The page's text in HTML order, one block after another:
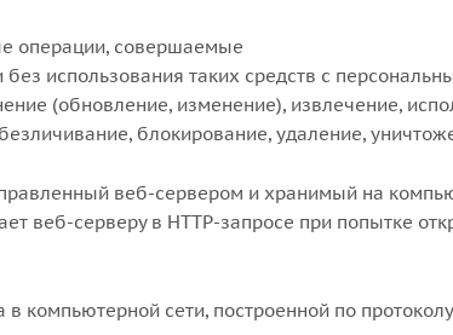
операции, совершаемые
использования таких средств с
(обновление, изменение), извлечение,
блокирование, удаление,
веб-сервером и хранимый на
веб-серверу в HTTP-запросе при попытке
компьютерной сети, построенной по протоколу